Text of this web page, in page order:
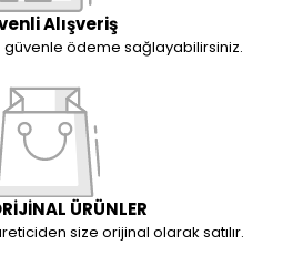
Alışveriş
güvenle ödeme sağlayabilirsiniz.
ÜRÜNLER
size orijinal olarak satılır.